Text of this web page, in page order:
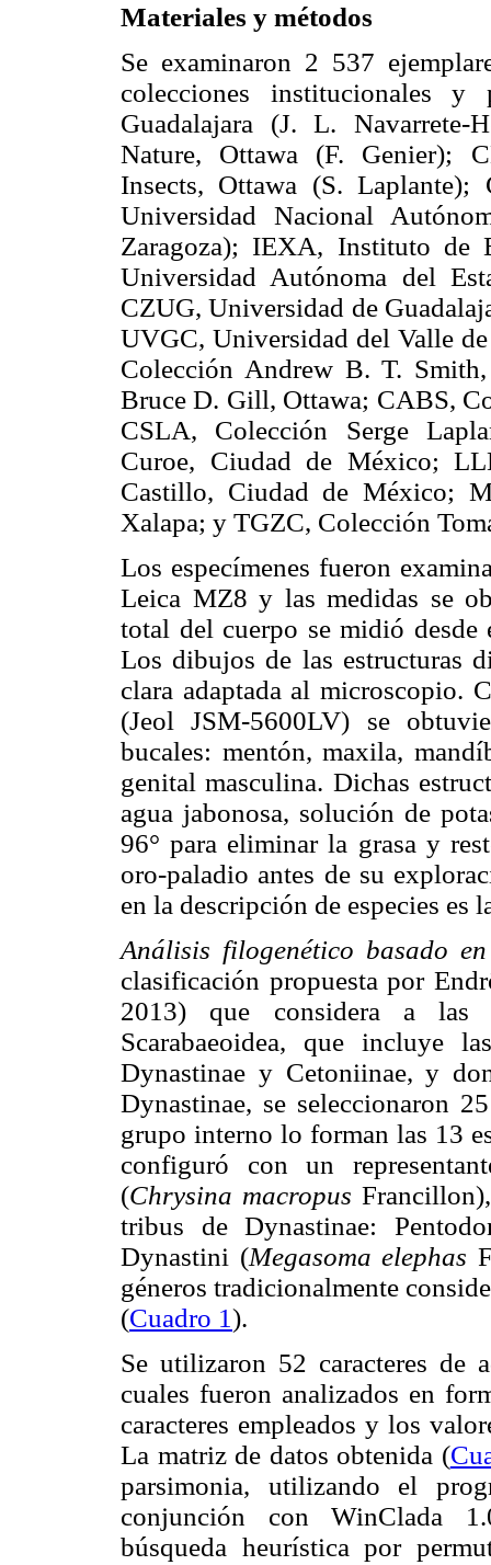
Materiales y métodos
Se examinaron 2 537
colecciones institucionales
Guadalajara (J. L. Navarrete-
Nature, Ottawa (F. Genier);
Insects, Ottawa (S.
Universidad Nacional
Zaragoza); IEXA, Instituto
Universidad Autónoma del
CZUG, Universidad de
UVGC, Universidad del Valle
Colección Andrew B. T.
Bruce D. Gill, Ottawa; CABS,
CSLA, Colección Serge
Curoe, Ciudad de México;
Castillo, Ciudad de México;
Xalapa; y TGZC, Colección
Los especímenes fueron
Leica MZ8 y las medidas se
total del cuerpo se midió
Los dibujos de las estructuras
clara adaptada al microscopio.
(Jeol JSM-5600LV) se
bucales: mentón, maxila,
genital masculina. Dichas
agua jabonosa, solución de
96° para eliminar la grasa y
oro-paladio antes de su
en la descripción de especies
Análisis filogenético basado
clasificación propuesta por
2013) que considera a las
Scarabaeoidea, que incluye
Dynastinae y Cetoniinae, y
Dynastinae, se seleccionaron
grupo interno lo forman las 13
configuró con un
(Chrysina macropus
tribus de Dynastinae:
Dynastini (Megasoma elephas
géneros tradicionalmente
(Cuadro 1).
Se utilizaron 52 caracteres de
cuales fueron analizados en
caracteres empleados y los
La matriz de datos obtenida (
parsimonia, utilizando el
conjunción con WinClada
búsqueda heurística por